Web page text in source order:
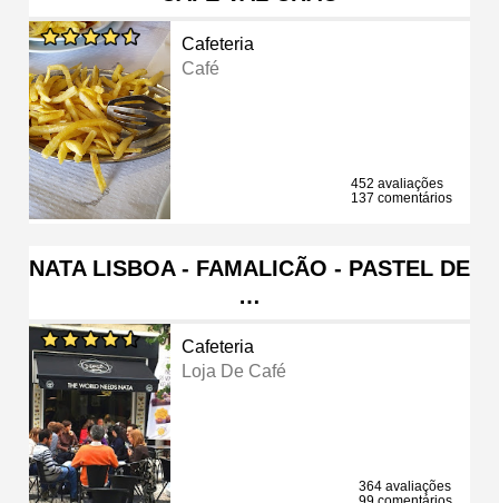
Cafeteria
Café
452 avaliações
137 comentários
NATA LISBOA - FAMALICÃO - PASTEL DE
…
Cafeteria
Loja De Café
364 avaliações